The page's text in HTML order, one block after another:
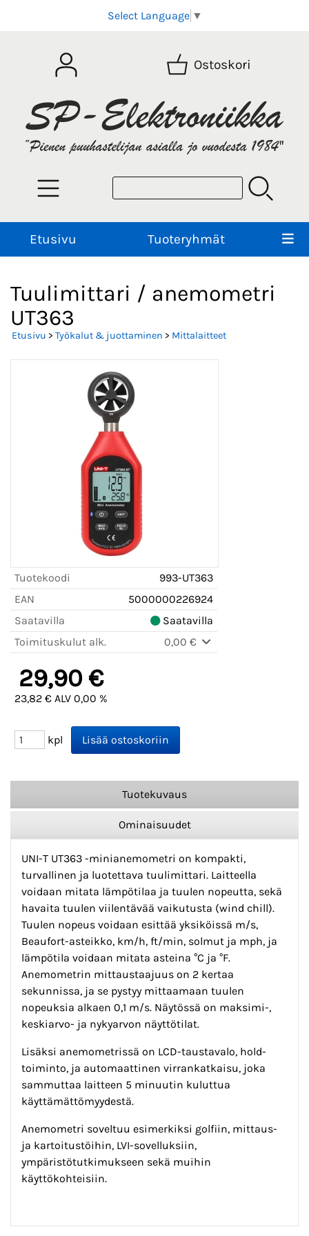
Select Language ▼
Ostoskori
Etusivu Tuoteryhmät
Tuulimittari / anemometri
UT363
Etusivu > Työkalut & juottaminen > Mittalaitteet
Tuotekoodi
993-UT363
EAN
5000000226924
Saatavilla
Saatavilla
Toimituskulut alk.
0,00 €
29,90 €
23,82 € ALV 0,00 %
kpl
Tuotekuvaus
Ominaisuudet
UNI-T UT363 -minianemometri on kompakti,
turvallinen ja luotettava tuulimittari. Laitteella
voidaan mitata lämpötilaa ja tuulen nopeutta, sekä
havaita tuulen viilentävää vaikutusta (wind chill).
Tuulen nopeus voidaan esittää yksiköissä m/s,
Beaufort-asteikko, km/h, ft/min, solmut ja mph, ja
lämpötila voidaan mitata asteina °C ja °F.
Anemometrin mittaustaajuus on 2 kertaa
sekunnissa, ja se pystyy mittaamaan tuulen
nopeuksia alkaen 0,1 m/s. Näytössä on maksimi-,
keskiarvo- ja nykyarvon näyttötilat.
Lisäksi anemometrissä on LCD-taustavalo, hold-
toiminto, ja automaattinen virrankatkaisu, joka
sammuttaa laitteen 5 minuutin kuluttua
käyttämättömyydestä.
Anemometri soveltuu esimerkiksi golfiin, mittaus-
ja kartoitustöihin, LVI-sovelluksiin,
ympäristötutkimukseen sekä muihin
käyttökohteisiin.